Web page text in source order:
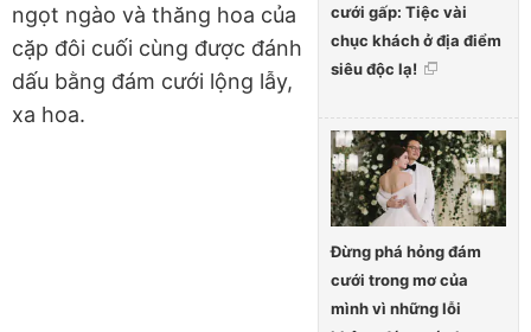
cưới gấp: Tiệc vài
chục khách ở địa điểm
siêu độc lạ!
Đừng phá hỏng đám
cưới trong mơ của
mình vì những lỗi
ngọt ngào và thăng hoa của
cặp đôi cuối cùng được đánh
dấu bằng đám cưới lộng lẫy,
xa hoa.